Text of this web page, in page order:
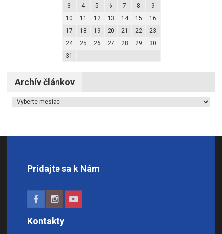
3
4 5 6 7 8
9
10
11 12 13 14 15
16
17
18 19 20 21 22
23
24
25 26 27 28 29
30
31
Archív článkov
Archív článkov
Pridajte sa k Nám
Kontakty